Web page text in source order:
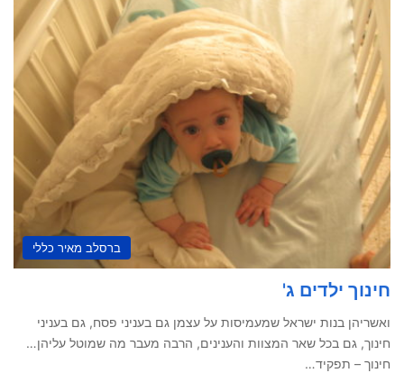
ברסלב מאיר כללי
חינוך ילדים ג'
ואשריהן בנות ישראל שמעמיסות על עצמן גם בעניני פסח, גם בעניני
חינוך, גם בכל שאר המצוות והענינים, הרבה מעבר מה שמוטל עליהן…
חינוך – תפקיד…